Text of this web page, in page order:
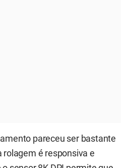
pareceu ser bastante
rolagem é responsiva e